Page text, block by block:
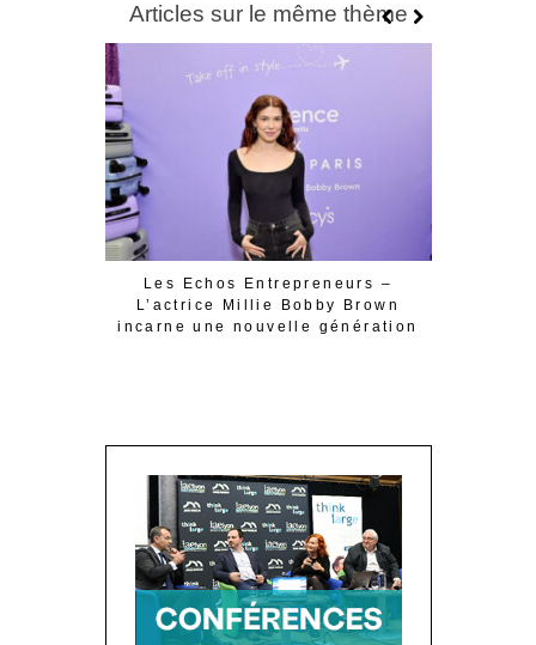
Articles sur le même thème
Les Echos Entrepreneurs –
L’actrice Millie Bobby Brown
incarne une nouvelle génération